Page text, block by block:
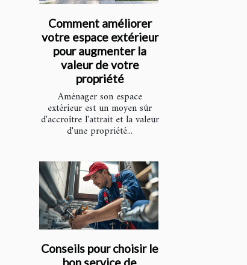
Comment améliorer
votre espace extérieur
pour augmenter la
valeur de votre
propriété
Aménager son espace
extérieur est un moyen sûr
d'accroître l'attrait et la valeur
d'une propriété...
Conseils pour choisir le